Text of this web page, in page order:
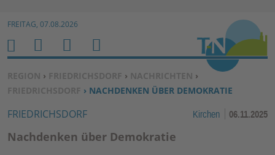
Zum Inhalt springen ↓
FREITAG, 07.08.2026
SIE BEFINDEN SICH HIER:
REGION › FRIEDRICHSDORF › NACHRICHTEN ›
FRIEDRICHSDORF › NACHDENKEN ÜBER DEMOKRATIE
FRIEDRICHSDORF Kirchen 06.11.2025
Nachdenken über Demokratie
H
O
M
E
M
E
N
U
S
U
C
H
E
N
B
E
N
Z